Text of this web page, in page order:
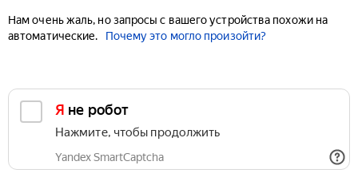
Нам очень жаль, но запросы с вашего устройства похожи на
автоматические.
Почему это могло произойти?
Я не робот
Нажмите, чтобы продолжить
Yandex SmartCaptcha